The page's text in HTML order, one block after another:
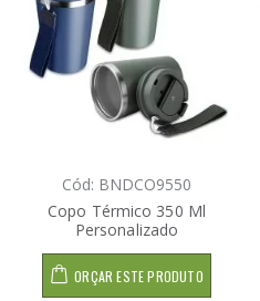
Cód: BNDCO9550
Copo Térmico 350 Ml
Personalizado
ORÇAR ESTE PRODUTO